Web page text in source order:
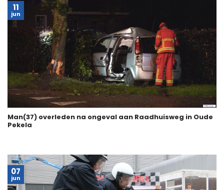
Man(37) overleden na ongeval aan Raadhuisweg in Oude
Pekela
11
jun
07
jun